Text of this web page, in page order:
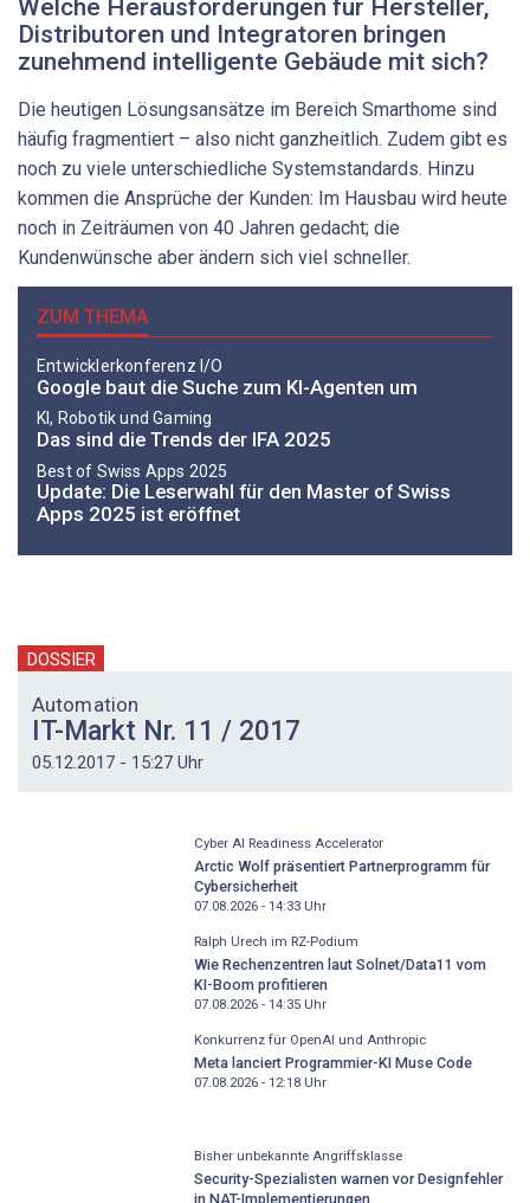
Welche Herausforderungen für Hersteller,
Distributoren und Integratoren bringen
zunehmend intelligente Gebäude mit sich?
Die heutigen Lösungsansätze im Bereich Smarthome sind
häufig fragmentiert – also nicht ganzheitlich. Zudem gibt es
noch zu viele unterschiedliche Systemstandards. Hinzu
kommen die Ansprüche der Kunden: Im Hausbau wird heute
noch in Zeiträumen von 40 Jahren gedacht; die
Kundenwünsche aber ändern sich viel schneller.
ZUM THEMA
Entwicklerkonferenz I/O
Google baut die Suche zum KI-Agenten um
KI, Robotik und Gaming
Das sind die Trends der IFA 2025
Best of Swiss Apps 2025
Update: Die Leserwahl für den Master of Swiss
Apps 2025 ist eröffnet
DOSSIER
Automation
IT-Markt Nr. 11 / 2017
05.12.2017 - 15:27 Uhr
Cyber AI Readiness Accelerator
Arctic Wolf präsentiert Partnerprogramm für
Cybersicherheit
07.08.2026 - 14:33Uhr
Ralph Urech im RZ-Podium
Wie Rechenzentren laut Solnet/Data11 vom
KI-Boom profitieren
07.08.2026 - 14:35Uhr
Konkurrenz für OpenAI und Anthropic
Meta lanciert Programmier-KI Muse Code
07.08.2026 - 12:18Uhr
Bisher unbekannte Angriffsklasse
Security-Spezialisten warnen vor Designfehler
in NAT-Implementierungen